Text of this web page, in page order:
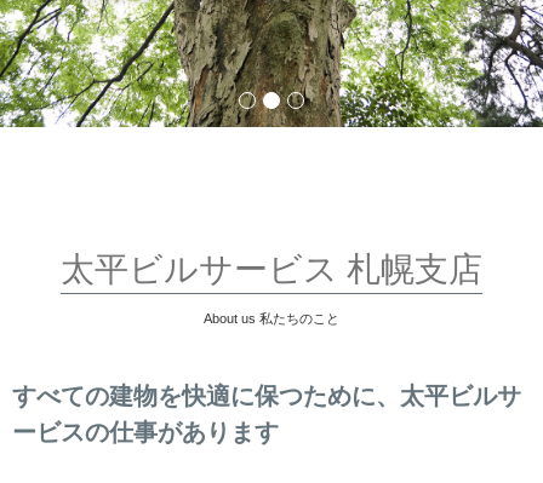
1 2 3
太平ビルサービス 札幌支店
About us 私たちのこと
すべての建物を快適に保つために、 太平ビルサ
ービスの仕事があります